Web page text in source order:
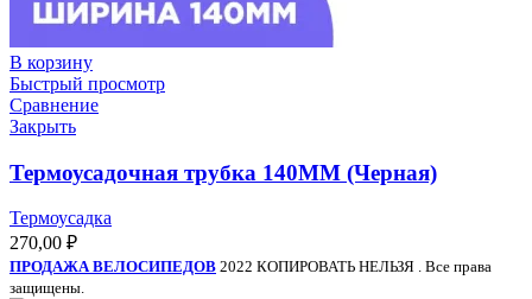
В корзину
Быстрый просмотр
Сравнение
Закрыть
Термоусадочная трубка 140ММ (Черная)
Термоусадка
270,00 ₽
ПРОДАЖА ВЕЛОСИПЕДОВ 2022 КОПИРОВАТЬ НЕЛЬЗЯ . Все права
защищены.